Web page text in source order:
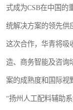
式成为CSB在中国的
统解决方案的领先供
这次合作，华青将吸
造、商务智能及咨询
案的成熟度和国际视
“扬州人工配料辅助